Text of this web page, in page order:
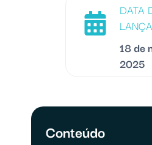
DATA
18 de
2025
Conteúdo